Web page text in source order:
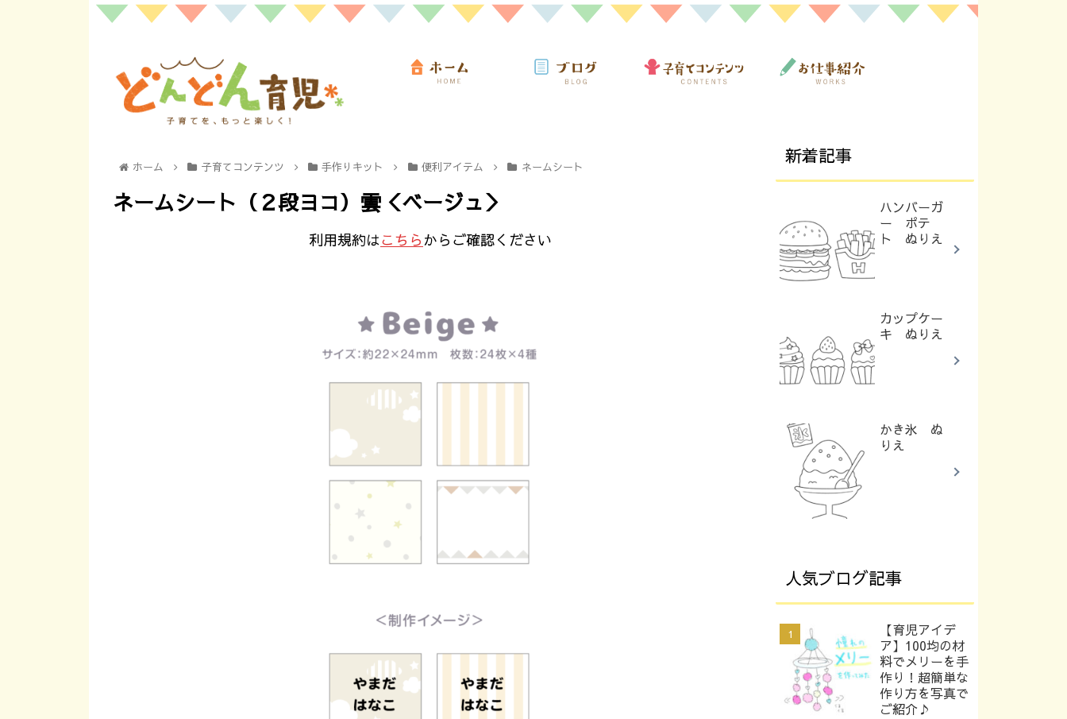
ホーム 子育てコンテンツ 手作りキット 便利アイテム ネームシート
ネームシート（２段ヨコ）雲＜ベージュ＞
利用規約はこちらからご確認ください
新着記事
ハンバーガ
ー ポテ
ト ぬりえ
カップケー
キ ぬりえ
かき氷 ぬ
りえ
人気ブログ記事
【育児アイデ
ア】100均の材
料でメリーを手
作り！超簡単な
作り方を写真で
ご紹介♪